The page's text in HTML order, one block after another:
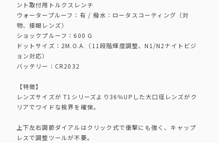
ント取付用トルクスレンチ
ウォータープルーフ：有 / 撥水：ロータスコーティング（対
物、接眼レンズ）
ショックプルーフ：600 G
ドットサイズ：2M.O.A.（11段階輝度調整、N1/N2ナイトビジ
ョン対応）
バッテリー：CR2032
【特徴】
レンズサイズが T1シリーズより36％UPした大口径レンズがク
リアでワイドな視界を確保。
上下左右調節ダイアルはクリック式で衝撃にも強く、キャップ
レスで調整ツールが不要。